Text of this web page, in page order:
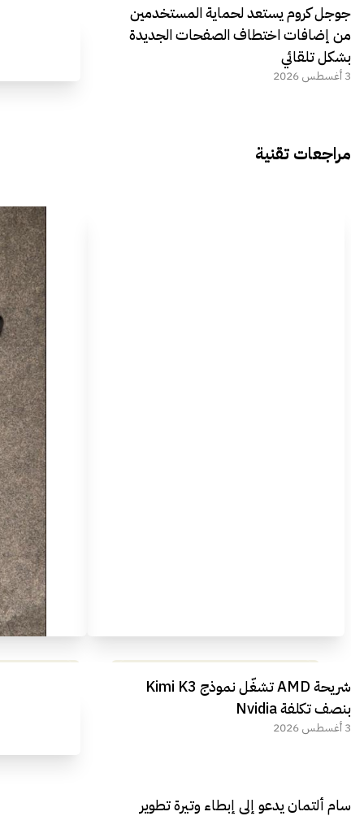
جوجل كروم يستعد لحماية المستخدمين
من إضافات اختطاف الصفحات الجديدة
بشكل تلقائي
3 أغسطس 2026
مراجعات تقنية
مراجعة شاملة لعملاق الألعاب
الجديد REDMAGIC 11 AIR
شريحة AMD تشغّل نموذج Kimi K3
بنصف تكلفة Nvidia
3 أغسطس 2026
سام ألتمان يدعو إلى إبطاء وتيرة تطوير